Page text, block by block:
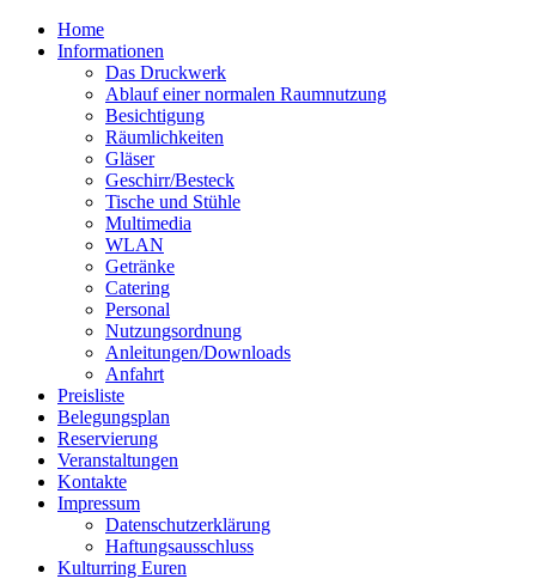
Home
Informationen
Das Druckwerk
Ablauf einer normalen Raumnutzung
Besichtigung
Räumlichkeiten
Gläser
Geschirr/Besteck
Tische und Stühle
Multimedia
WLAN
Getränke
Catering
Personal
Nutzungsordnung
Anleitungen/Downloads
Anfahrt
Preisliste
Belegungsplan
Reservierung
Veranstaltungen
Kontakte
Impressum
Datenschutzerklärung
Haftungsausschluss
Kulturring Euren